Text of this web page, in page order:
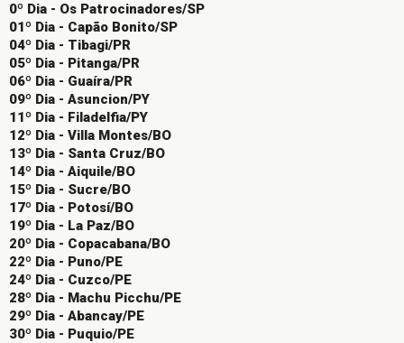
0º Dia - Os Patrocinadores/SP
01º Dia - Capão Bonito/SP
04º Dia - Tibagi/PR
05º Dia - Pitanga/PR
06º Dia - Guaíra/PR
09º Dia - Asuncion/PY
11º Dia - Filadelfia/PY
12º Dia - Villa Montes/BO
13º Dia - Santa Cruz/BO
14º Dia - Aiquile/BO
15º Dia - Sucre/BO
17º Dia - Potosí/BO
19º Dia - La Paz/BO
20º Dia - Copacabana/BO
22º Dia - Puno/PE
24º Dia - Cuzco/PE
28º Dia - Machu Picchu/PE
29º Dia - Abancay/PE
30º Dia - Puquio/PE